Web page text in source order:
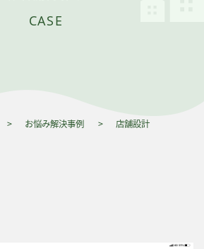
CASE
お悩み解決事例 店舗設計